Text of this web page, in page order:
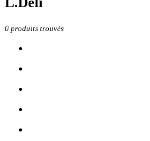
0 produits trouvés